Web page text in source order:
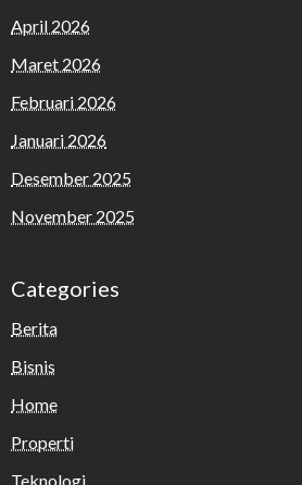
April 2026
Maret 2026
Februari 2026
Januari 2026
Desember 2025
November 2025
Categories
Berita
Bisnis
Home
Properti
Teknologi